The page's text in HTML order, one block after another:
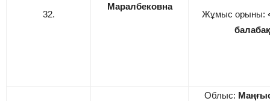
32.
Маралбековна
Жұмыс орыны:
Облыс: